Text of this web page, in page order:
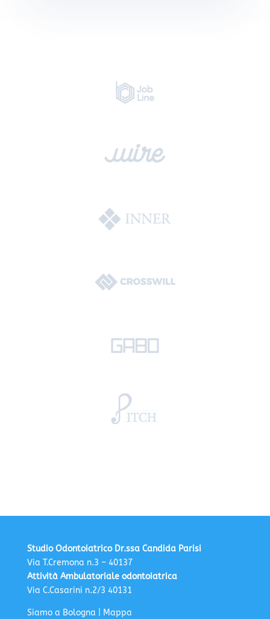
Studio Odontoiatrico Dr.ssa Candida Parisi
Via T.Cremona n.3 – 40137
Attività Ambulatoriale odontoiatrica
Via C.Casarini n.2/3 40131
Siamo a Bologna | Mappa